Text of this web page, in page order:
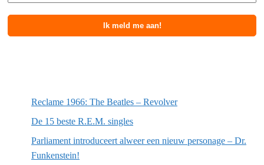
Reclame 1966: The Beatles – Revolver
De 15 beste R.E.M. singles
Parliament introduceert alweer een nieuw personage – Dr.
Funkenstein!